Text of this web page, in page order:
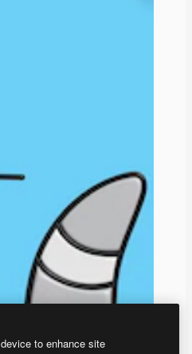
to enhance site